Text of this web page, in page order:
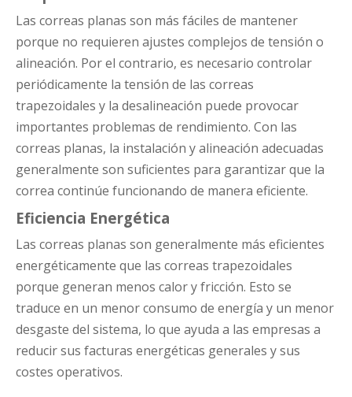
Las correas planas son más fáciles de mantener
porque no requieren ajustes complejos de tensión o
alineación. Por el contrario, es necesario controlar
periódicamente la tensión de las correas
trapezoidales y la desalineación puede provocar
importantes problemas de rendimiento. Con las
correas planas, la instalación y alineación adecuadas
generalmente son suficientes para garantizar que la
correa continúe funcionando de manera eficiente.
Eficiencia Energética
Las correas planas son generalmente más eficientes
energéticamente que las correas trapezoidales
porque generan menos calor y fricción. Esto se
traduce en un menor consumo de energía y un menor
desgaste del sistema, lo que ayuda a las empresas a
reducir sus facturas energéticas generales y sus
costes operativos.